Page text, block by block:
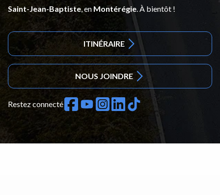
Saint-Jean-Baptiste , en Montérégie . À bientôt !
ITINÉRAIRE
NOUS JOINDRE
Restez connecté